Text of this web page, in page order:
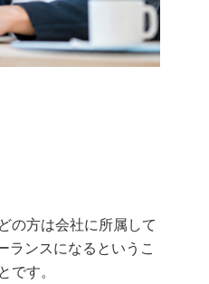
の方は会社に所属して
ランスになるというこ
です。